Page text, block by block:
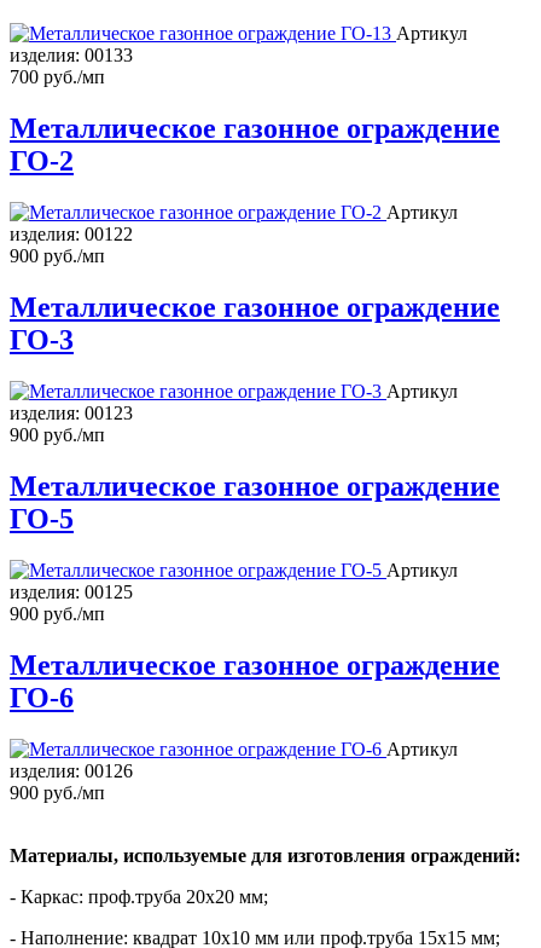
Артикул
изделия: 00133
700 руб./мп
Металлическое газонное ограждение
ГО-2
Артикул
изделия: 00122
900 руб./мп
Металлическое газонное ограждение
ГО-3
Артикул
изделия: 00123
900 руб./мп
Металлическое газонное ограждение
ГО-5
Артикул
изделия: 00125
900 руб./мп
Металлическое газонное ограждение
ГО-6
Артикул
изделия: 00126
900 руб./мп
Материалы, используемые для изготовления ограждений:
- Каркас: проф.труба 20х20 мм;
- Наполнение: квадрат 10х10 мм или проф.труба 15х15 мм;